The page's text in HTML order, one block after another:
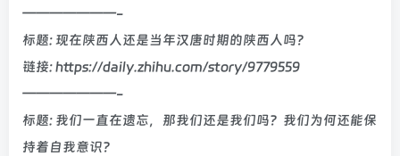
———————-
标题: 现在陕西人还是当年汉唐时期的陕西人吗？
链接: https://daily.zhihu.com/story/9779559
———————-
标题: 我们一直在遗忘，那我们还是我们吗？我们为何还能保
持着自我意识？